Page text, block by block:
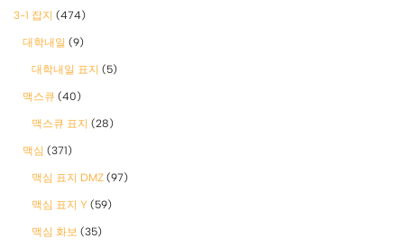
3-1 잡지 (474)
대학내일 (9)
대학내일 표지 (5)
맥스큐 (40)
맥스큐 표지 (28)
맥심 (371)
맥심 표지 DMZ (97)
맥심 표지 Y (59)
맥심 화보 (35)